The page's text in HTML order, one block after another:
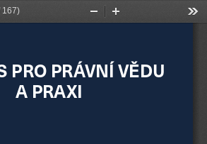
167)
Zoom
PRO PRÁVNÍ VĚDU
A PRAXI